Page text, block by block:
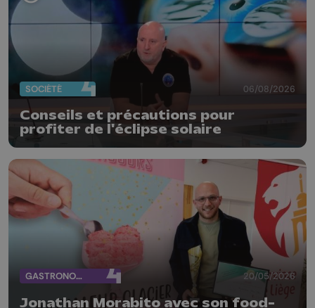
SOCIÉTÉ 06/08/2026
Conseils et précautions pour
profiter de l'éclipse solaire
GASTRONOMIE 20/05/2026
Jonathan Morabito avec son food-